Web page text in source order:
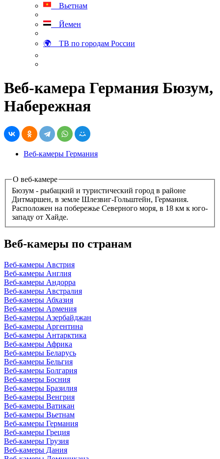
Вьетнам
Йемен
🌍 ТВ по городам России
Веб-камера Германия Бюзум,
Набережная
Веб-камеры Германия
О веб-камере
Бюзум - рыбацкий и туристический город в районе
Дитмаршен, в земле Шлезвиг-Гольштейн, Германия.
Расположен на побережье Северного моря, в 18 км к юго-
западу от Хайде.
Веб-камеры по странам
Веб-камеры Австрия
Веб-камеры Англия
Веб-камеры Андорра
Веб-камеры Австралия
Веб-камеры Абхазия
Веб-камеры Армения
Веб-камеры Азербайджан
Веб-камеры Аргентина
Веб-камеры Антарктика
Веб-камеры Африка
Веб-камеры Беларусь
Веб-камеры Бельгия
Веб-камеры Болгария
Веб-камеры Босния
Веб-камеры Бразилия
Веб-камеры Венгрия
Веб-камеры Ватикан
Веб-камеры Вьетнам
Веб-камеры Германия
Веб-камеры Греция
Веб-камеры Грузия
Веб-камеры Дания